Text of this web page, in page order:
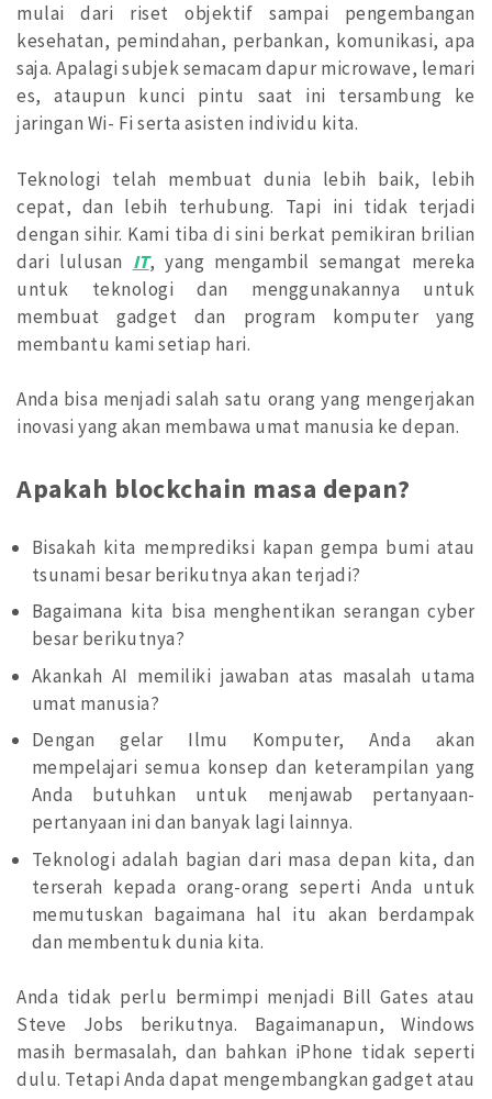
mulai dari riset objektif sampai pengembangan
kesehatan, pemindahan, perbankan, komunikasi, apa
saja. Apalagi subjek semacam dapur microwave, lemari
es, ataupun kunci pintu saat ini tersambung ke
jaringan Wi- Fi serta asisten individu kita.
Teknologi telah membuat dunia lebih baik, lebih
cepat, dan lebih terhubung. Tapi ini tidak terjadi
dengan sihir. Kami tiba di sini berkat pemikiran brilian
dari lulusan IT, yang mengambil semangat mereka
untuk teknologi dan menggunakannya untuk
membuat gadget dan program komputer yang
membantu kami setiap hari.
Anda bisa menjadi salah satu orang yang mengerjakan
inovasi yang akan membawa umat manusia ke depan.
Apakah blockchain masa depan?
Bisakah kita memprediksi kapan gempa bumi atau
tsunami besar berikutnya akan terjadi?
Bagaimana kita bisa menghentikan serangan cyber
besar berikutnya?
Akankah AI memiliki jawaban atas masalah utama
umat manusia?
Dengan gelar Ilmu Komputer, Anda akan
mempelajari semua konsep dan keterampilan yang
Anda butuhkan untuk menjawab pertanyaan-
pertanyaan ini dan banyak lagi lainnya.
Teknologi adalah bagian dari masa depan kita, dan
terserah kepada orang-orang seperti Anda untuk
memutuskan bagaimana hal itu akan berdampak
dan membentuk dunia kita.
Anda tidak perlu bermimpi menjadi Bill Gates atau
Steve Jobs berikutnya. Bagaimanapun, Windows
masih bermasalah, dan bahkan iPhone tidak seperti
dulu. Tetapi Anda dapat mengembangkan gadget atau